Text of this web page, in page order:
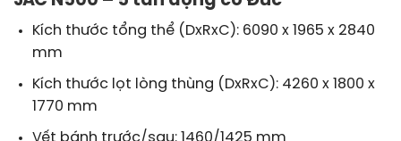
Kích thước tổng thể (DxRxC): 6090 x 1965 x 2840
mm
Kích thước lọt lòng thùng (DxRxC): 4260 x 1800 x
1770 mm
Vết bánh trước/sau: 1460/1425 mm